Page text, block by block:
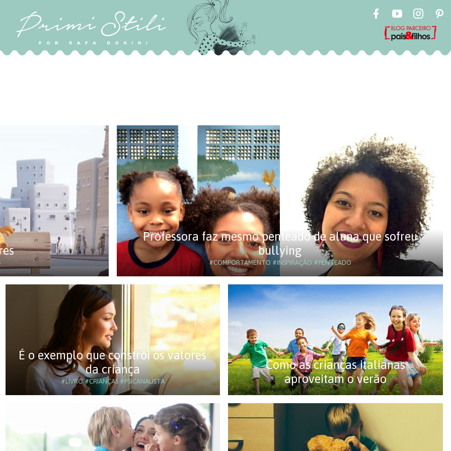
Professora faz mesmo penteado de aluna que sofreu
bullying
#COMPORTAMENTO #INSPIRAÇÃO #PENTEADO
É o exemplo que constrói os valores
da criança
#LIVRO#CRIANÇAS#PSICANALISTA
Como as crianças italianas
aproveitam o verão